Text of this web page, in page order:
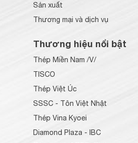
Sản xuất
Thương mại và dịch vụ
Thương hiệu nổi bật
Thép Miền Nam /V/
TISCO
Thép Việt Úc
SSSC - Tôn Việt Nhật
Thép Vina Kyoei
Diamond Plaza - IBC